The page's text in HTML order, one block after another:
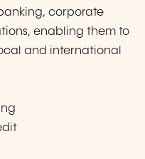
corporate
enabling them to
and international